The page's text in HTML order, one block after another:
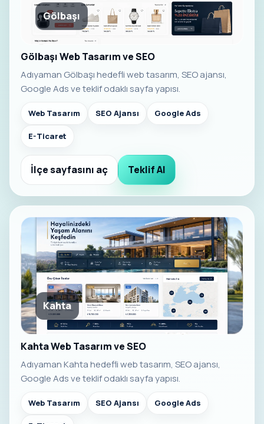
Gölbaşı
Gölbaşı Web Tasarım ve SEO
Adıyaman Gölbaşı hedefli web tasarım, SEO ajansı,
Google Ads ve teklif odaklı sayfa yapısı.
Web Tasarım SEO Ajansı Google Ads
E-Ticaret
İlçe sayfasını aç Teklif Al
Kahta
Kahta Web Tasarım ve SEO
Adıyaman Kahta hedefli web tasarım, SEO ajansı,
Google Ads ve teklif odaklı sayfa yapısı.
Web Tasarım SEO Ajansı Google Ads